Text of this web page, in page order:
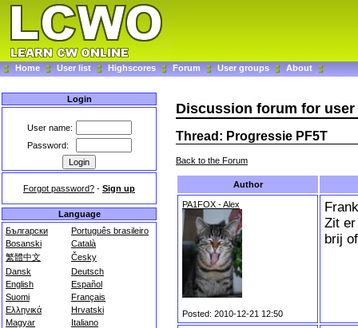
Home User list Highscores Forum User groups About
Login
User name:
Password:
Forgot password? - Sign up
Language
Български
Português brasileiro
Bosanski
Català
繁體中文
Česky
Dansk
Deutsch
English
Español
Suomi
Français
Ελληνικά
Hrvatski
Magyar
Italiano
Discussion forum for user
Thread: Progressie PF5T
Back to the Forum
Author
PA1FOX - Alex
Posted: 2010-12-21 12:50
Zit
brij